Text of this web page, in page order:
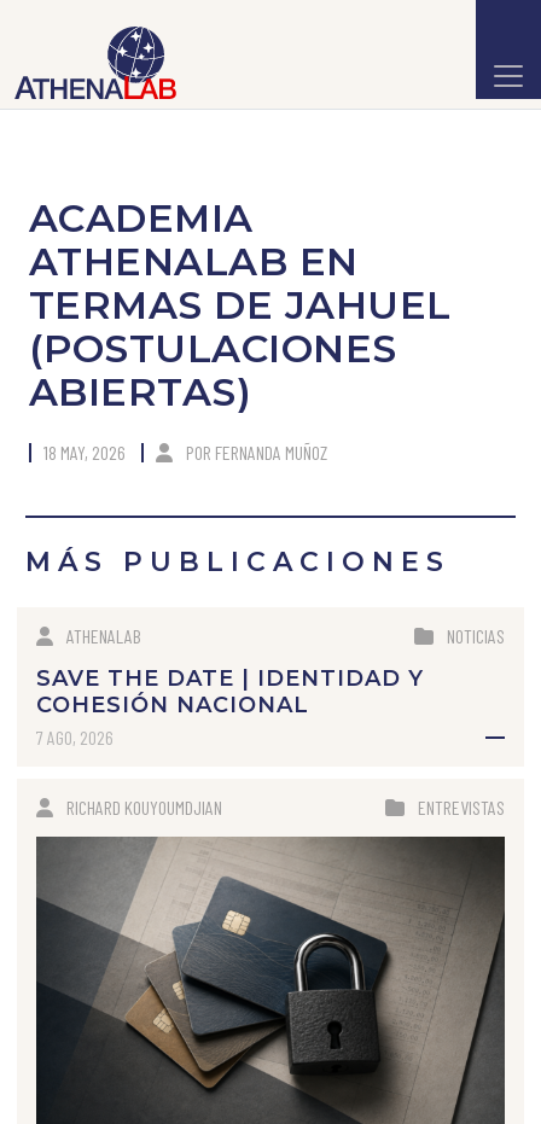
ACADEMIA
ATHENALAB EN
TERMAS DE JAHUEL
(POSTULACIONES
ABIERTAS)
18 MAY, 2026 POR FERNANDA MUÑOZ
MÁS PUBLICACIONES
ATHENALAB NOTICIAS
SAVE THE DATE | IDENTIDAD Y
COHESIÓN NACIONAL
7 AGO, 2026
RICHARD KOUYOUMDJIAN ENTREVISTAS